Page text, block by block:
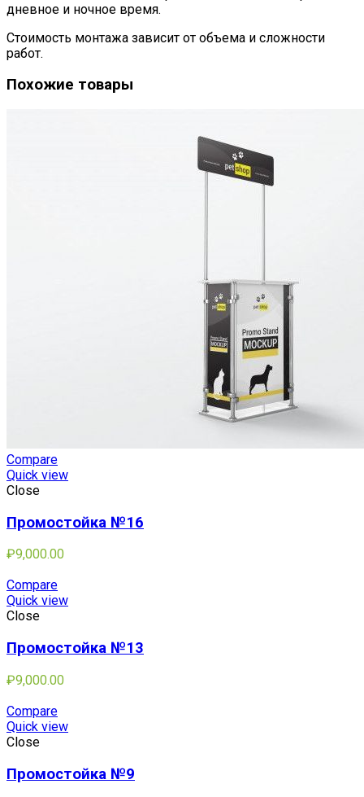
дневное и ночное время.
Стоимость монтажа зависит от объема и сложности
работ.
Похожие товары
Compare
Quick view
Close
Промостойка №16
₽9,000.00
Compare
Quick view
Close
Промостойка №13
₽9,000.00
Compare
Quick view
Close
Промостойка №9